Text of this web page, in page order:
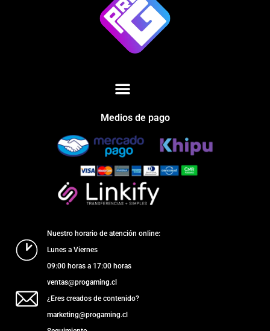
Medios de pago
Nuestro horario de atención online:
Lunes a Viernes
09:00 horas a 17:00 horas
ventas@progaming.cl
¿Eres creados de contenido?
marketing@progaming.cl